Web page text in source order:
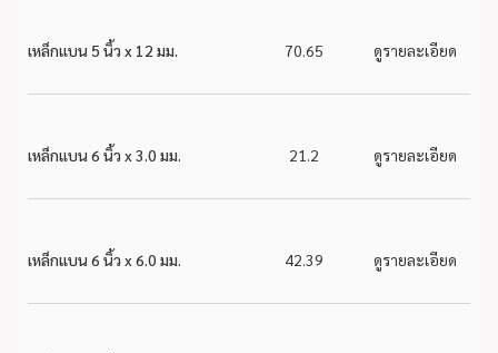
เหล็กแบน 5 นิ้ว x 12 มม. 70.65 ดูรายละเอียด
เหล็กแบน 6 นิ้ว x 3.0 มม. 21.2 ดูรายละเอียด
เหล็กแบน 6 นิ้ว x 6.0 มม. 42.39 ดูรายละเอียด